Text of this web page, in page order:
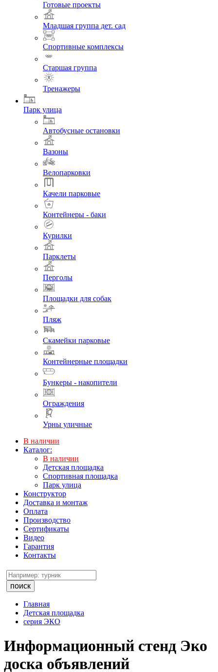
Готовые проекты
Младшая группа дет. сад
Спортивные комплексы
Старшая группа
Тренажеры
Парк улица
Автобусные остановки
Вазоны
Велопарковки
Качели парковые
Контейнеры - баки
Курилки
Парклеты
Перголы
Площадки для собак
Пляж
Скамейки парковые
Контейнерные площадки
Бункеры - накопители
Ограждения
Урны уличные
В наличии
Каталог:
В наличии
Детская площадка
Спортивная площадка
Парк улица
Конструктор
Доставка и монтаж
Оплата
Производство
Сертификаты
Видео
Гарантия
Контакты
поиск
Главная
Детская площадка
серия ЭКО
Информационный стенд Эко
доска объявлений